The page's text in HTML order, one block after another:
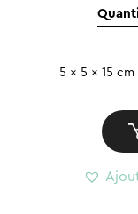
5 x 5 x 15 cm